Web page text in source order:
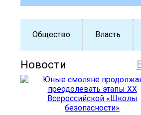
Общество Власть
Новости